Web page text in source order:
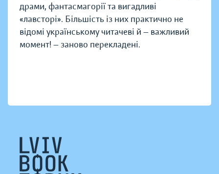
драми, фантасмагорії та вигадливі
«лавсторі». Більшість із них практично не
відомі українському читачеві й — важливий
момент! — заново перекладені.